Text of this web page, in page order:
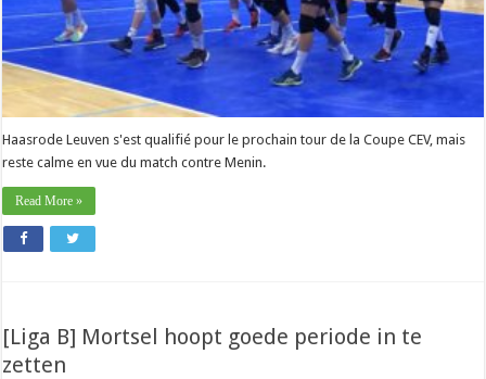
Haasrode Leuven s'est qualifié pour le prochain tour de la Coupe CEV, mais
reste calme en vue du match contre Menin.
Read More »
[Liga B] Mortsel hoopt goede periode in te
zetten